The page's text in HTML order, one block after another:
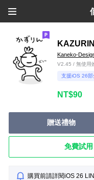
KAZURIN
Kaneko-
V2.45 / 無使用
支援iOS 26部
NT$90
贈送禮物
免費試用
購買前請詳閱iOS 26